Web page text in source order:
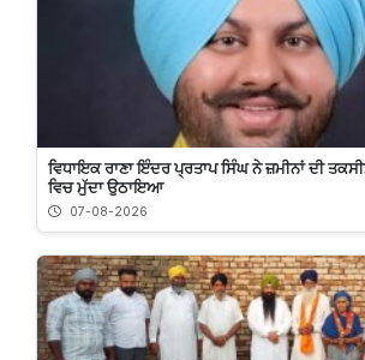
ਵਿਧਾਇਕ ਰਾਣਾ ਇੰਦਰ ਪ੍ਰਤਾਪ ਸਿੰਘ ਨੇ ਜ਼ਮੀਨਾਂ ਦੀ
ਵਿਚ ਮੁੱਦਾ ਉਠਾਇਆ
07-08-2026